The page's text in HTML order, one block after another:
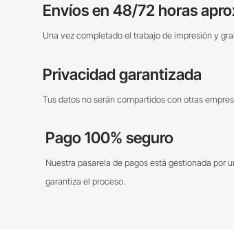
Envíos en 48/72 horas
Una vez completado el trabajo de impresión y
Privacidad garantizada
Tus datos no serán compartidos con otras
Pago 100% seguro
Nuestra pasarela de pagos está gestionada por
garantiza el proceso.